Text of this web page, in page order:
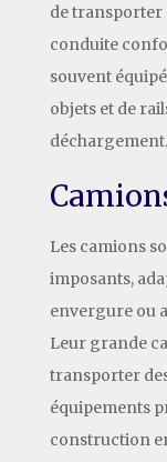
de transporter
conduite
souvent
objets et de
déchargement.
Les camions
imposants,
envergure ou
Leur grande
transporter
équipements
construction